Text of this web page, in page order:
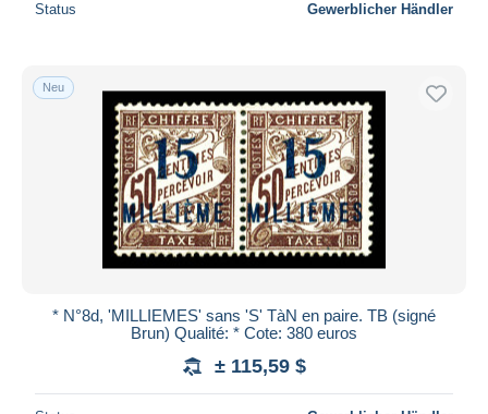
Status Gewerblicher Händler
Neu
* N°8d, 'MILLIEMES' sans 'S' TàN en paire. TB (signé
Brun) Qualité: * Cote: 380 euros
± 115,59 $